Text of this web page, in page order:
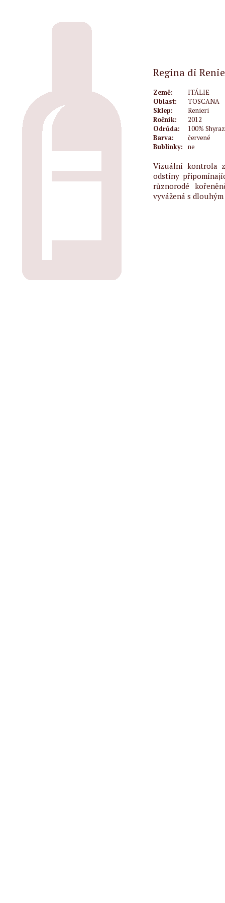
Regina di
Země:
ITÁLIE
Oblast:
TOSCANA
Sklep:
Renieri
Ročník:
2012
Odrůda:
100% Shyraz
Barva:
červené
Bublinky:
ne
Vizuální kontrola
odstíny
různorodé
vyvážená s